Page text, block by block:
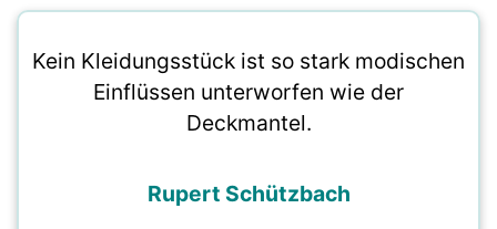
Kein Kleidungsstück ist so stark modischen
Einflüssen unterworfen wie der
Deckmantel.
Rupert Schützbach